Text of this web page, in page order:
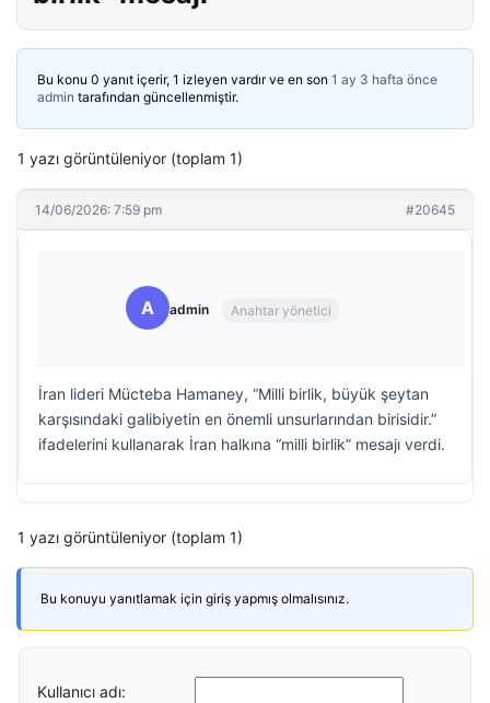
Bu konu 0 yanıt içerir, 1 izleyen vardır ve en son 1 ay 3 hafta önce
admin tarafından güncellenmiştir.
1 yazı görüntüleniyor (toplam 1)
14/06/2026: 7:59 pm #20645
A admin Anahtar yönetici
İran lideri Mücteba Hamaney, “Milli birlik, büyük şeytan
karşısındaki galibiyetin en önemli unsurlarından birisidir.”
ifadelerini kullanarak İran halkına “milli birlik” mesajı verdi.
1 yazı görüntüleniyor (toplam 1)
Bu konuyu yanıtlamak için giriş yapmış olmalısınız.
Kullanıcı adı: